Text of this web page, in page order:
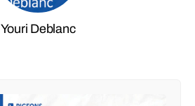
Youri Deblanc